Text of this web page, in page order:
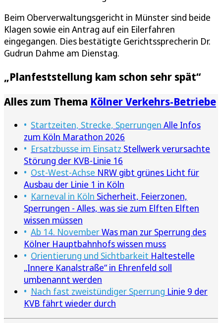
Beim Oberverwaltungsgericht in Münster sind beide
Klagen sowie ein Antrag auf ein Eilerfahren
eingegangen. Dies bestätigte Gerichtssprecherin Dr.
Gudrun Dahme am Dienstag.
„Planfeststellung kam schon sehr spät“
Alles zum Thema Kölner Verkehrs-Betriebe
Startzeiten, Strecke, Sperrungen Alle Infos
zum Köln Marathon 2026
Ersatzbusse im Einsatz Stellwerk verursachte
Störung der KVB-Linie 16
Ost-West-Achse NRW gibt grünes Licht für
Ausbau der Linie 1 in Köln
Karneval in Köln Sicherheit, Feierzonen,
Sperrungen - Alles, was sie zum Elften Elften
wissen müssen
Ab 14. NovemberWas man zur Sperrung des
Kölner Hauptbahnhofs wissen muss
Orientierung und Sichtbarkeit Haltestelle
„Innere Kanalstraße“ in Ehrenfeld soll
umbenannt werden
Nach fast zweistündiger Sperrung Linie 9 der
KVB fährt wieder durch